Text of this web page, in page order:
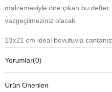
malzemesiyle öne çıkan bu
vazgeçilmeziniz olacak.
13x21 cm ideal boyutuyla
güvenle saklar. Spiralli tasarımı,
Yorumlar(0)
Ürün Önerileri